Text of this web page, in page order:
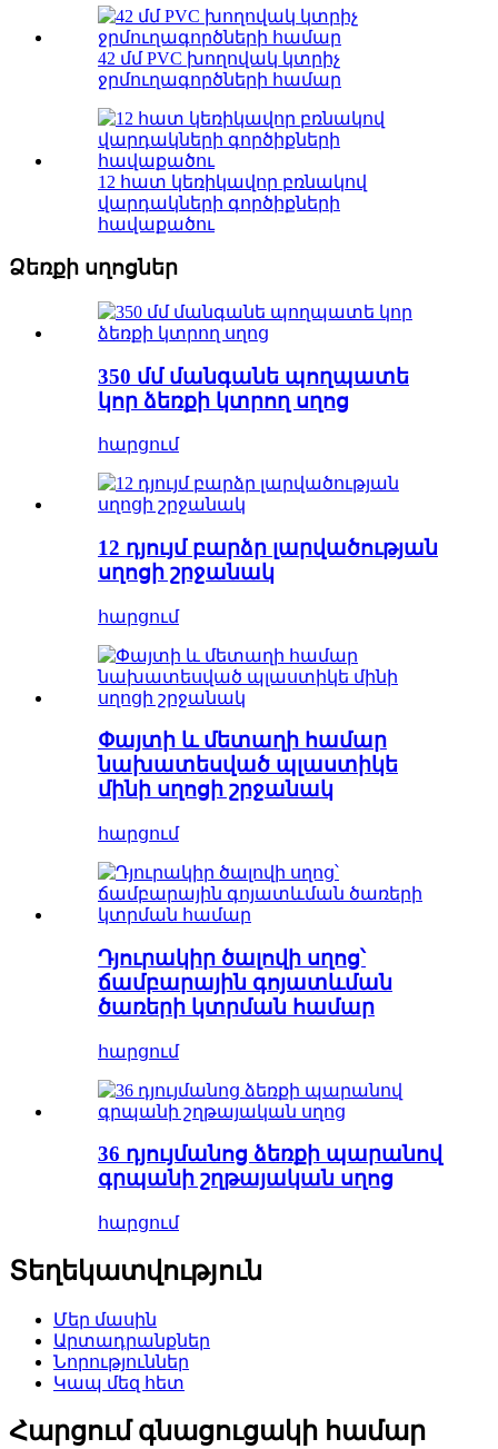
42 մմ PVC խողովակ կտրիչ
ջրմուղագործների համար
12 հատ կեռիկավոր բռնակով
վարդակների գործիքների
հավաքածու
Ձեռքի սղոցներ
350 մմ մանգանե պողպատե
կոր ձեռքի կտրող սղոց
հարցում
12 դյույմ բարձր լարվածության
սղոցի շրջանակ
հարցում
Փայտի և մետաղի համար
նախատեսված պլաստիկե
մինի սղոցի շրջանակ
հարցում
Դյուրակիր ծալովի սղոց՝
ճամբարային գոյատևման
ծառերի կտրման համար
հարցում
36 դյույմանոց ձեռքի պարանով
գրպանի շղթայական սղոց
հարցում
Տեղեկատվություն
Մեր մասին
Արտադրանքներ
Նորություններ
Կապ մեզ հետ
Հարցում գնացուցակի համար